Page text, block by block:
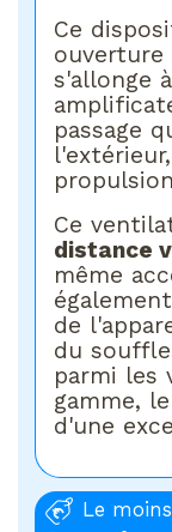
Ce
ouverture
s'allonge
passage
Ce
distance
même
de
du
parmi les
gamme,
d'une
Le